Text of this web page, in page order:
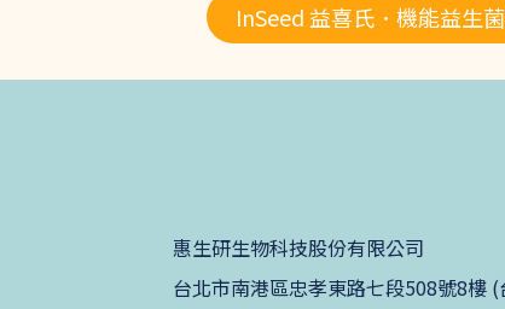
InSeed 益喜氏．機能益生
惠生研生物科技股份有限公司
台北市南港區忠孝東路七段508號8樓